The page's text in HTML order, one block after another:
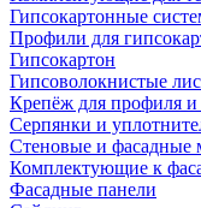
Гипсокартонные
Профили для
Гипсокартон
Гипсоволокнистые
Крепёж для профиля и
Серпянки и
Стеновые и фасадные
Комплектующие к
Фасадные панели